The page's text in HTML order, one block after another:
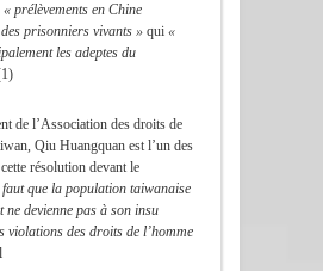
« prélèvements en Chine
prisonniers vivants »qui «
les adeptes du
de l’Association des droits de
Qiu Huangquan est l’un des
résolution devant le
que la population taiwanaise
ne devienne pas à son insu
violations des droits de l’homme